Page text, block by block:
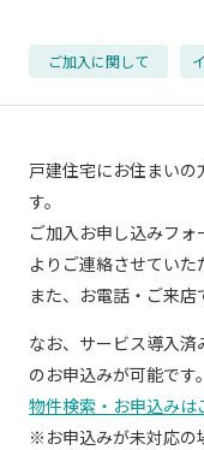
お知らせ
ご加入を検討中の方
現在ご利用中の方
お問い合わせ
ご加入に関して
戸建住宅にお住まい
す。
ご加入お申し込みフ
よりご連絡させていた
また、お電話・ご来店
なお、サービス導入
のお申込みが可能です。
物件検索・お申込みは
※お申込みが未対応の